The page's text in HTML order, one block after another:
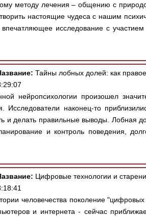
методу лечения – общению с
настоящие чудеса с нашим
впечатляющее исследование с
Тайны лобных долей: как
нейропсихологии произошел
Исследователи наконец-то
и делать правильные выводы. Лобная
и контроль поведения,
Цифровые технологии и
человечества поколение
и интернета - сейчас